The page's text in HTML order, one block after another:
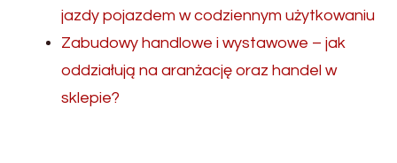
jazdy pojazdem w codziennym użytkowaniu
Zabudowy handlowe i wystawowe – jak
oddziałują na aranżację oraz handel w
sklepie?